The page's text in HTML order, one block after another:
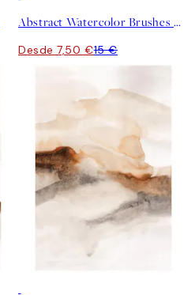
Abstract Watercolor Brushes No2 Poster
Desde 7,50 €15 €